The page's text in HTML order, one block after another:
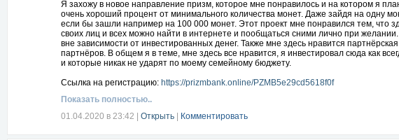
Я захожу в новое направление призм, которое мне понравилось и на котором я
очень хороший процент от минимального количества монет. Даже зайдя на одну
если бы зашли например на 100 000 монет. Этот проект мне понравился тем, что
своих лиц и всех можно найти в интернете и пообщаться сними лично при
вне зависимости от инвестированных денег. Также мне здесь нравится
партнёров. В общем я в теме, мне здесь все нравится, я инвестировал сюда как
и которые никак не ударят по моему семейному бюджету.
Ссылка на регистрацию: https://prizmbank.online/PZMB5e29cd5618f0f
Показать полностью..
01.04.2020 в 23:42
Открыть Комментировать